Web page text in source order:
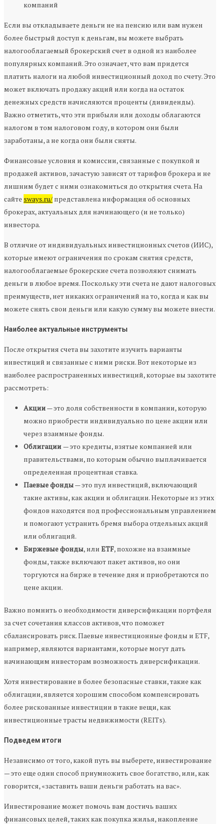
компаний
Если вы откладываете деньги не на пенсию или вам нужен
более быстрый доступ к деньгам, вы можете выбрать
налогооблагаемый брокерский счет в одной из наиболее
популярных компаний. Это означает, что вам придется
платить налоги на любой инвестиционный доход по счету. Это
может включать продажу акций или когда на остаток
денежных средств начисляются проценты (дивиденды).
Важно отметить, что эти прибыли или доходы облагаются
налогом в том налоговом году, в котором они были
заработаны, а не когда они были сняты.
Финансовые условия и комиссии, связанные с покупкой и
продажей активов, зачастую зависят от тарифов брокера и не
лишним будет с ними ознакомиться до открытия счета. На
сайте sways.ru/ представлена информация об основных
брокерах, актуальных для начинающего (и не только)
инвестора.
В отличие от индивидуальных инвестиционных счетов (ИИС),
которые имеют ограничения по срокам снятия средств,
налогооблагаемые брокерские счета позволяют снимать
деньги в любое время. Поскольку эти счета не дают налоговых
преимуществ, нет никаких ограничений на то, когда и как вы
можете снять свои деньги или какую сумму вы можете внести.
Наиболее актуальные инструменты
После открытия счета вы захотите изучить варианты
инвестиций и связанные с ними риски. Вот некоторые из
наиболее распространенных инвестиций, которые вы захотите
рассмотреть:
Акции— это доля собственности в компании, которую
можно приобрести индивидуально по цене акции или
через взаимные фонды.
Облигации — это кредиты, взятые компанией или
правительствами, по которым обычно выплачивается
определенная процентная ставка.
Паевые фонды— это пул инвестиций, включающий
такие активы, как акции и облигации. Некоторые из этих
фондов находятся под профессиональным управлением
и помогают устранить бремя выбора отдельных акций
или облигаций.
Биржевые фонды, или ETF, похожие на взаимные
фонды, также включают пакет активов, но они
торгуются на бирже в течение дня и приобретаются по
цене акции.
Важно помнить о необходимости диверсификации портфеля
за счет сочетания классов активов, что поможет
сбалансировать риск. Паевые инвестиционные фонды и ETF,
например, являются вариантами, которые могут дать
начинающим инвесторам возможность диверсификации.
Хотя инвестирование в более безопасные ставки, такие как
облигации, является хорошим способом компенсировать
более рискованные инвестиции в такие вещи, как
инвестиционные трасты недвижимости (REITs).
Подведем итоги
Независимо от того, какой путь вы выберете, инвестирование
— это еще один способ приумножить свое богатство, или, как
говорится, «заставить ваши деньги работать на вас».
Инвестирование может помочь вам достичь ваших
финансовых целей, таких как покупка жилья, накопление